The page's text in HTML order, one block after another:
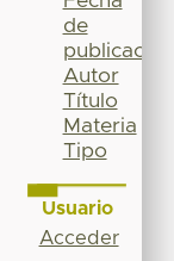
de
publicación
Autor
Título
Materia
Tipo
Usuario
Acceder